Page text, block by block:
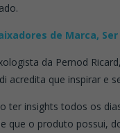
de Marca,
da Pernod
acredita que inspirar e
ter insights todos os
que o produto possui,